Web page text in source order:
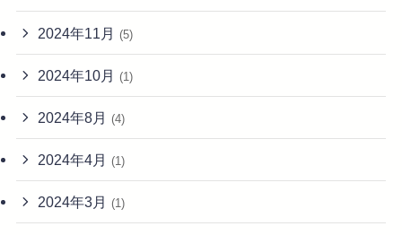
2024年11月 (5)
2024年10月 (1)
2024年8月 (4)
2024年4月 (1)
2024年3月 (1)